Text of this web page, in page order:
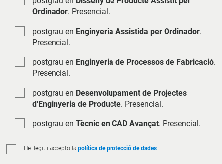
Ordinador. Presencial.
postgrau en Enginyeria Assistida per Ordinador.
Presencial.
postgrau en Enginyeria de Processos de Fabricació.
Presencial.
postgrau en Desenvolupament de Projectes
d'Enginyeria de Producte. Presencial.
postgrau en Tècnic en CAD Avançat. Presencial.
He llegit i accepto la política de protecció de dades